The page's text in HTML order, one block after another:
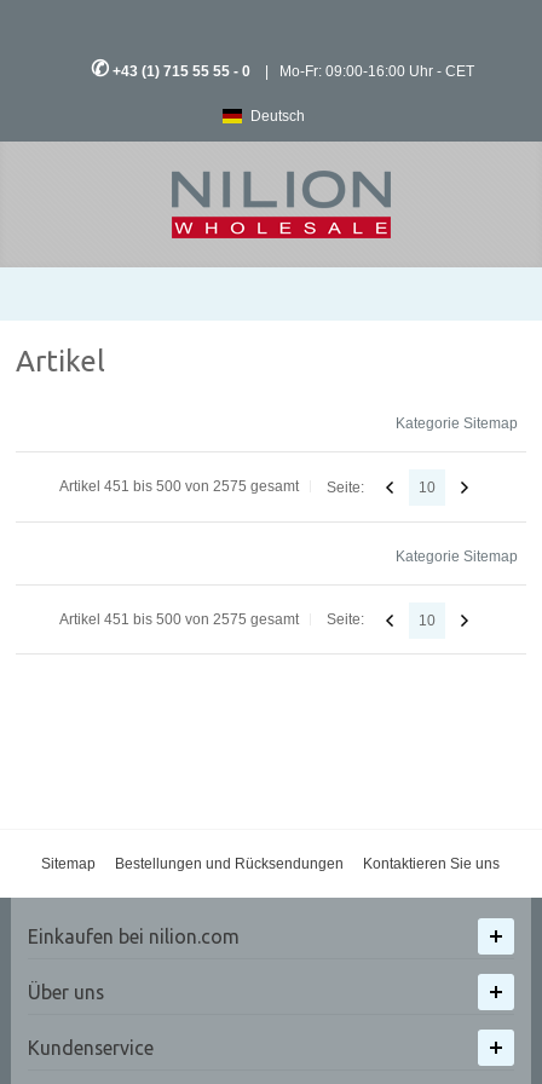
✆ +43 (1) 715 55 55 - 0 | Mo-Fr: 09:00-16:00 Uhr - CET
Deutsch
Artikel
Kategorie Sitemap
Artikel 451 bis 500 von 2575 gesamt Seite: 10
Kategorie Sitemap
Artikel 451 bis 500 von 2575 gesamt Seite: 10
Sitemap Bestellungen und Rücksendungen Kontaktieren Sie uns
Einkaufen bei nilion.com
Über uns
Kundenservice